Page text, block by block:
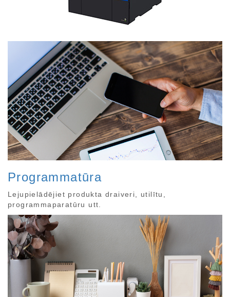
Programmatūra
Lejupielādējiet produkta draiveri, utilītu,
programmaparatūru utt.